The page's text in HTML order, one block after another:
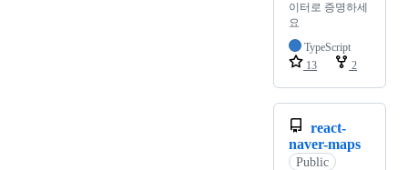
이터로 증명하세
요
TypeScript
13
2
react-
naver-maps
Public